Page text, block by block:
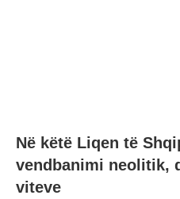
Në këtë Liqen të
vendbanimi neolitik,
viteve